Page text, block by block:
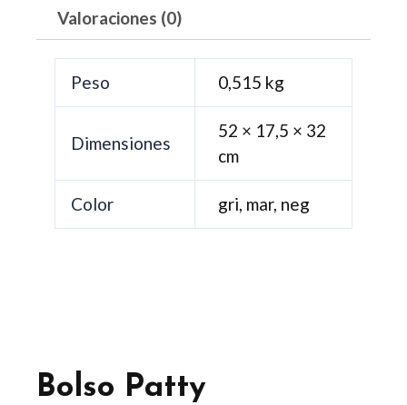
Valoraciones (0)
Peso 0,515 kg
Dimensiones
52 × 17,5 × 32
cm
Color gri, mar, neg
Bolso Patty